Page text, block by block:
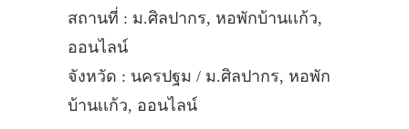
สถานที่ : ม.ศิลปากร, หอพักบ้านเเก้ว,
ออนไลน์
จังหวัด : นครปฐม / ม.ศิลปากร, หอพัก
บ้านเเก้ว, ออนไลน์